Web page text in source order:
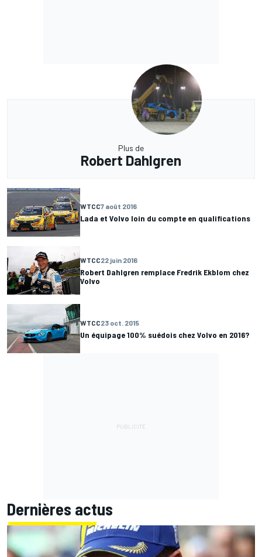
Plus de
Robert Dahlgren
WTCC7 août 2016
Lada et Volvo loin du compte en qualifications
WTCC22 juin 2016
Robert Dahlgren remplace Fredrik Ekblom chez
Volvo
WTCC23 oct. 2015
Un équipage 100% suédois chez Volvo en 2016?
Dernières actus